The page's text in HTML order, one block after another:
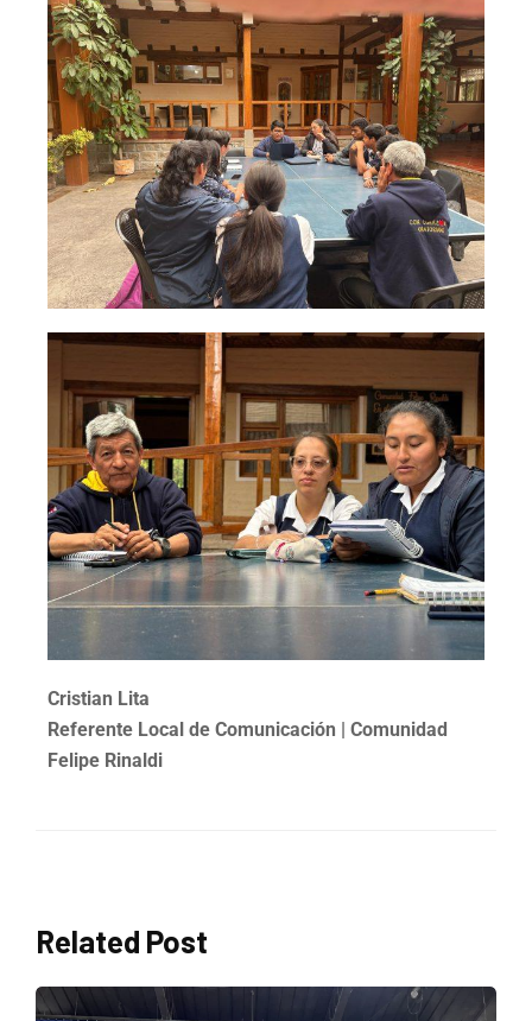
Cristian Lita
Referente Local de Comunicación | Comunidad
Felipe Rinaldi
Related Post